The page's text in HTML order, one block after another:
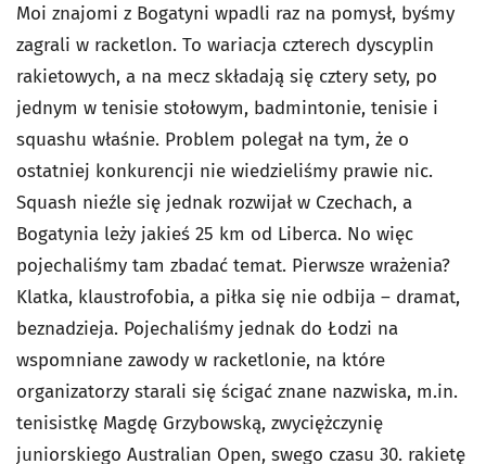
Moi znajomi z Bogatyni wpadli raz na pomysł, byśmy
zagrali w racketlon. To wariacja czterech dyscyplin
rakietowych, a na mecz składają się cztery sety, po
jednym w tenisie stołowym, badmintonie, tenisie i
squashu właśnie. Problem polegał na tym, że o
ostatniej konkurencji nie wiedzieliśmy prawie nic.
Squash nieźle się jednak rozwijał w Czechach, a
Bogatynia leży jakieś 25 km od Liberca. No więc
pojechaliśmy tam zbadać temat. Pierwsze wrażenia?
Klatka, klaustrofobia, a piłka się nie odbija – dramat,
beznadzieja. Pojechaliśmy jednak do Łodzi na
wspomniane zawody w racketlonie, na które
organizatorzy starali się ścigać znane nazwiska, m.in.
tenisistkę Magdę Grzybowską, zwyciężczynię
juniorskiego Australian Open, swego czasu 30. rakietę